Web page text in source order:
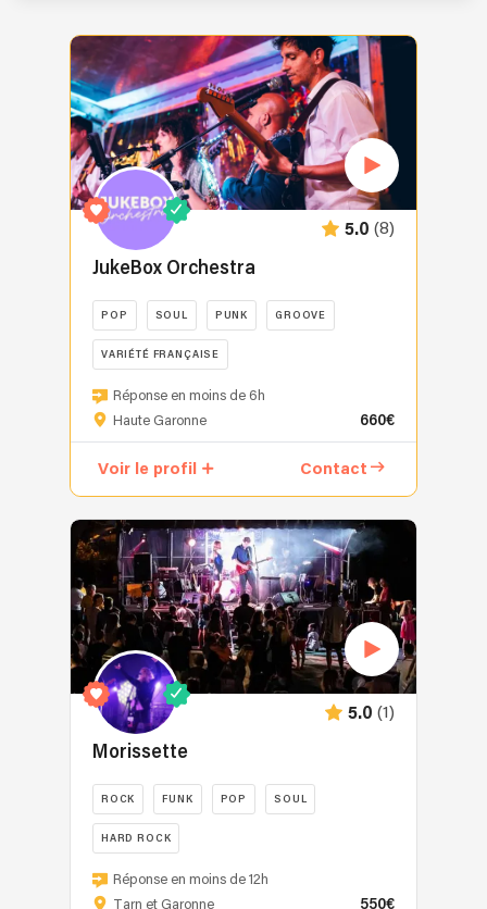
5.0 (8)
JukeBox Orchestra
POP SOUL PUNK GROOVE
VARIÉTÉ FRANÇAISE
JukeBox
Orchestra
musique
passionné
s'efforce
de
capturer
l'essence
de
chaque
morceau
le
rendre
vivant
chaque
Réponse en moins de 6h
Haute Garonne
660€
Voir le profil Contact
5.0 (1)
Morissette
ROCK FUNK POP SOUL
HARD ROCK
Morissette
anime
Réponse en moins de 12h
Tarn et Garonne
550€